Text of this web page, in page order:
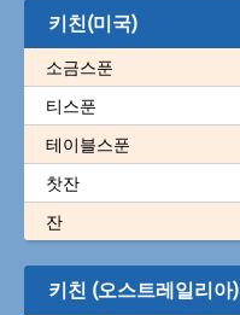
키친(미국)
소금스푼
티스푼
테이블스푼
찻잔
잔
키친 (오스트레일리아)